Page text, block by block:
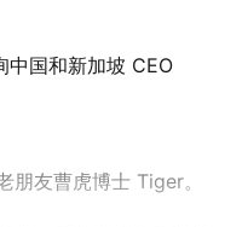
中国和新加坡 CEO
朋友曹虎博士 Tiger。